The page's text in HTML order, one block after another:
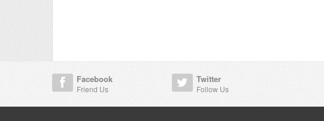
Facebook
Friend Us
Twitter
Follow Us